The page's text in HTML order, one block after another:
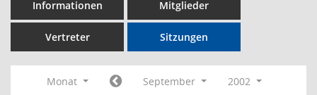
Informationen Mitglieder
Vertreter Sitzungen
Monat September
2002